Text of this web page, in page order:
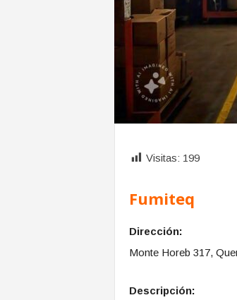
Visitas: 199
Fumiteq
Dirección:
Monte Horeb 317,
Descripción: